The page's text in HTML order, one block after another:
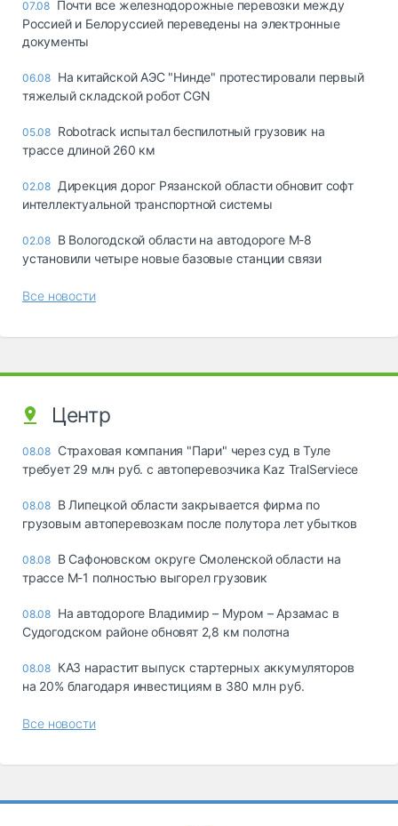
07.08 Почти все железнодорожные перевозки между
Россией и Белоруссией переведены на электронные
документы
06.08 На китайской АЭС "Нинде" протестировали первый
тяжелый складской робот CGN
05.08 Robotrack испытал беспилотный грузовик на
трассе длиной 260 км
02.08 Дирекция дорог Рязанской области обновит софт
интеллектуальной транспортной системы
02.08 В Вологодской области на автодороге М-8
установили четыре новые базовые станции связи
Все новости
Центр
08.08 Страховая компания "Пари" через суд в Туле
требует 29 млн руб. с автоперевозчика Kaz TralServiece
08.08 В Липецкой области закрывается фирма по
грузовым автоперевозкам после полутора лет убытков
08.08 В Сафоновском округе Смоленской области на
трассе М-1 полностью выгорел грузовик
08.08 На автодороге Владимир – Муром – Арзамас в
Судогодском районе обновят 2,8 км полотна
08.08 КАЗ нарастит выпуск стартерных аккумуляторов
на 20% благодаря инвестициям в 380 млн руб.
Все новости